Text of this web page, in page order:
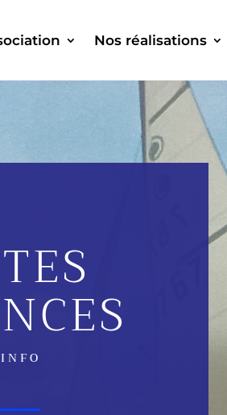
Nos réalisations